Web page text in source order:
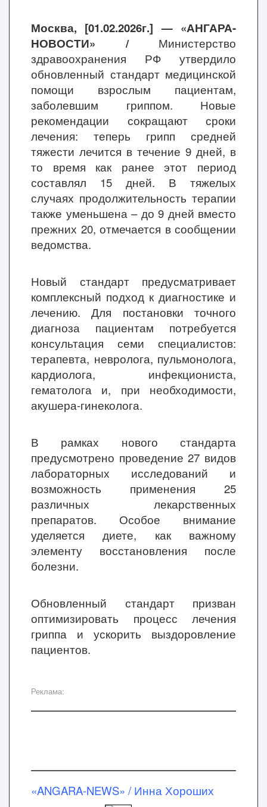
Москва, [01.02.2026г.] — «АНГАРА-
НОВОСТИ» /Министерство
здравоохранения РФ утвердило
обновленный стандарт медицинской
помощи взрослым пациентам,
заболевшим гриппом. Новые
рекомендации сокращают сроки
лечения: теперь грипп средней
тяжести лечится в течение 9 дней, в
то время как ранее этот период
составлял 15 дней. В тяжелых
случаях продолжительность терапии
также уменьшена – до 9 дней вместо
прежних 20, отмечается в сообщении
ведомства.
Новый стандарт предусматривает
комплексный подход к диагностике и
лечению. Для постановки точного
диагноза пациентам потребуется
консультация семи специалистов:
терапевта, невролога, пульмонолога,
кардиолога, инфекциониста,
гематолога и, при необходимости,
акушера-гинеколога.
В рамках нового стандарта
предусмотрено проведение 27 видов
лабораторных исследований и
возможность применения 25
различных лекарственных
препаратов. Особое внимание
уделяется диете, как важному
элементу восстановления после
болезни.
Обновленный стандарт призван
оптимизировать процесс лечения
гриппа и ускорить выздоровление
пациентов.
Реклама:
«ANGARA-NEWS» /Инна Хороших